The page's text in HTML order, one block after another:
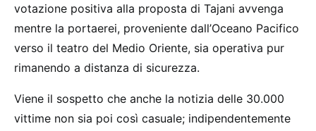
votazione positiva alla proposta di Tajani avvenga
mentre la portaerei, proveniente dall’Oceano Pacifico
verso il teatro del Medio Oriente, sia operativa pur
rimanendo a distanza di sicurezza.
Viene il sospetto che anche la notizia delle 30.000
vittime non sia poi così casuale; indipendentemente